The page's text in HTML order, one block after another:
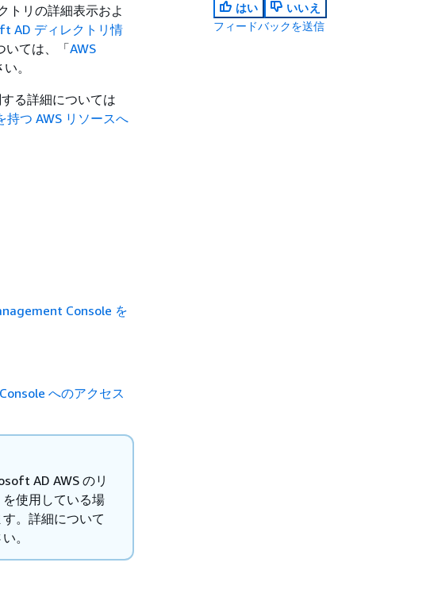
トリの詳細表示およ
AD ディレクトリ情
いては、「AWS
。
る詳細については
つ AWS リソースへ
Console を
へのアクセス
AD AWS のリ
を使用している場
。詳細について
。
はい
いいえ
フィードバックを送信